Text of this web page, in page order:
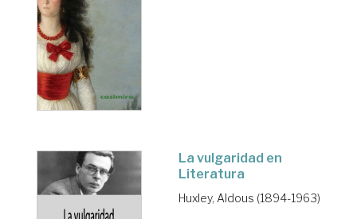
La vulgaridad en
Literatura
Huxley, Aldous (1894-1963)